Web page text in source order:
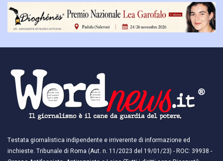
Testata giornalistica indipendente e irriverente di informazione ed
inchieste. Tribunale di Roma (Aut. n. 11/2023 del 19/01/23) - ROC: 39938 -